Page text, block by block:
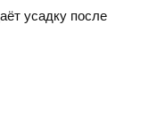
усадку после